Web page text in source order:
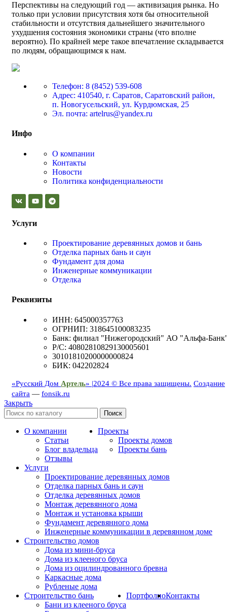
Перспективы на следующий год — активизация рынка. Но
только при условии присутствия хотя бы относительной
стабильности и отсутствия дальнейшего значительного
ухудшения состояния экономики страны (что вполне
вероятно). По крайней мере такое впечатление складывается
по людям, обращающимся к нам.
Телефон: 8 (8452) 539-608
Адрес: 410540, г. Саратов, Саратовский район,
п. Новогусельский, ул. Курдюмская, 25
Эл. почта: artelrus@yandex.ru
Инфо
О компании
Контакты
Новости
Политика конфиденциальности
Услуги
Проектирование деревянных домов и бань
Отделка парных бань и саун
Фундамент для дома
Инженерные коммуникации
Отделка
Реквизиты
ИНН: 645000357763
ОГРНИП: 318645100083235
Банк: филиал "Нижегородский" АО "Альфа-
Р/С: 40802810829130005601
30101810200000000824
БИК: 042202824
«Русский Дом Артель» |2024 © Все права защищены. Создание
сайта — fonsik.ru
Закрыть
Поиск
О компании
Статьи
Блог владельца
Отзывы
Проекты
Проекты домов
Проекты бань
Услуги
Проектирование деревянных домов
Отделка парных бань и саун
Отделка деревянных домов
Монтаж деревянного дома
Монтаж и установка крыши
Фундамент деревянного дома
Инженерные коммуникации в деревянном доме
Строительство домов
Дома из мини-бруса
Дома из клееного бруса
Дома из оцилиндрованного бревна
Каркасные дома
Рубленые дома
Строительство бань
Бани из клееного бруса
ПортфолиоКонтакты